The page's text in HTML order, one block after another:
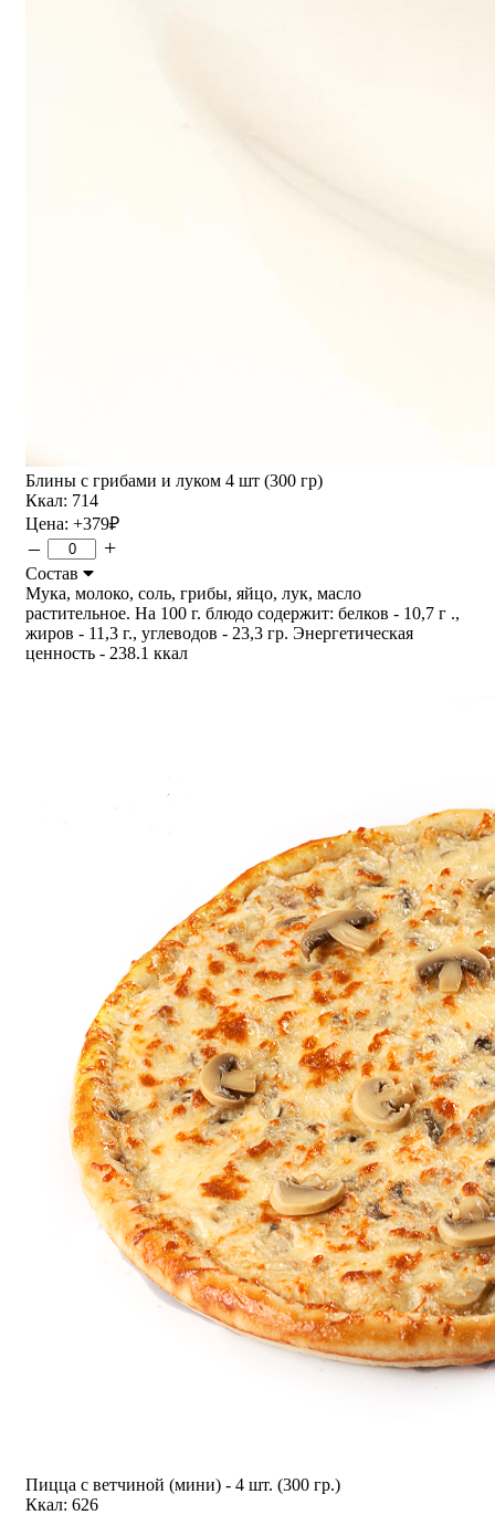
Блины с грибами и луком 4 шт (300 гр)
Ккал: 714
Цена: +379₽
– +
Состав
Мука, молоко, соль, грибы, яйцо, лук, масло
растительное. На 100 г. блюдо содержит: белков - 10,7 г .,
жиров - 11,3 г., углеводов - 23,3 гр. Энергетическая
ценность - 238.1 ккал
Пицца с ветчиной (мини) - 4 шт. (300 гр.)
Ккал: 626